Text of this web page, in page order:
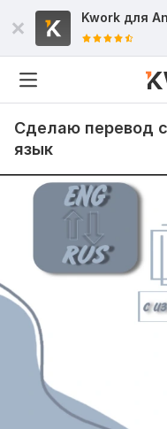
Kwork для
Сделаю перевод с
язык